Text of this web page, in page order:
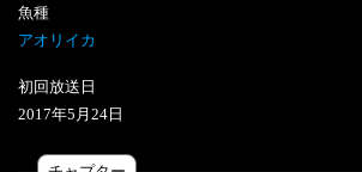
魚種
アオリイカ
初回放送日
2017年5 月 24 日